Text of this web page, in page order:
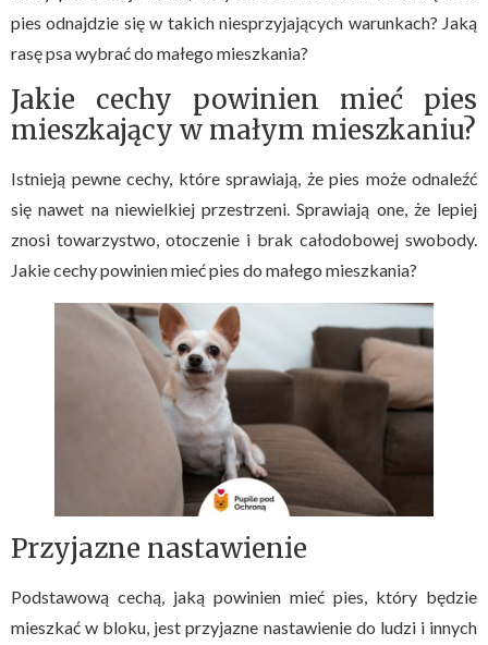
pies odnajdzie się w takich niesprzyjających warunkach? Jaką
rasę psa wybrać do małego mieszkania?
Jakie cechy powinien mieć pies
mieszkający w małym mieszkaniu?
Istnieją pewne cechy, które sprawiają, że pies może odnaleźć
się nawet na niewielkiej przestrzeni. Sprawiają one, że lepiej
znosi towarzystwo, otoczenie i brak całodobowej swobody.
Jakie cechy powinien mieć pies do małego mieszkania?
Przyjazne nastawienie
Podstawową cechą, jaką powinien mieć pies, który będzie
mieszkać w bloku, jest przyjazne nastawienie do ludzi i innych